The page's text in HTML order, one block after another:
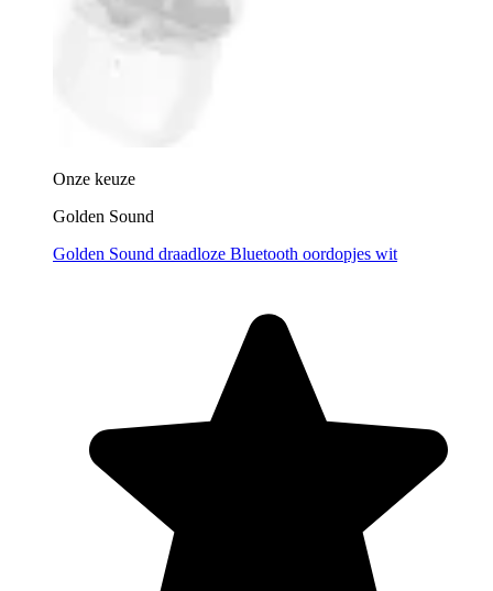
Onze keuze
Golden Sound
Golden Sound draadloze Bluetooth oordopjes wit